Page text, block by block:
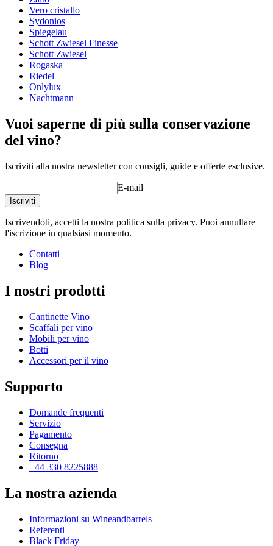
dimostrativo (indicativamente a metà del video)
Tipo di vetroCalice Chardonnay
Diametro (cm)
Capacità (cl)
Incisione
Vero cristallo
Sydonios
Spiegelau
Schott Zwiesel Finesse
Schott Zwiesel
Rogaska
Riedel
Onlylux
Nachtmann
Vuoi saperne di più sulla conservazione
del vino?
Iscriviti alla nostra newsletter con consigli, guide e offerte esclusive.
E-mail
Iscriviti
Iscrivendoti, accetti la nostra politica sulla privacy. Puoi annullare
l'iscrizione in qualsiasi momento.
Contatti
Blog
I nostri prodotti
Cantinette Vino
Scaffali per vino
Mobili per vino
Botti
Accessori per il vino
Supporto
Domande frequenti
Servizio
Pagamento
Consegna
Ritorno
+44 330 8225888
La nostra azienda
Informazioni su Wineandbarrels
Referenti
Black Friday